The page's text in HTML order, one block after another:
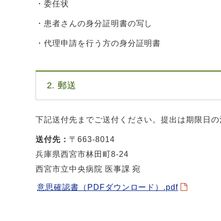
・委任状
・患者さんの身分証明書の写し
・代理申請を行う方の身分証明書
2. 郵送
下記送付先までご送付ください。提出は期限日の
送付先： 〒663-8014
兵庫県西宮市林田町8-24
西宮市立中央病院 医事課 宛
意思確認書（PDFダウンロード）.pdf